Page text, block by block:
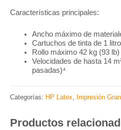
Características principales:
Ancho máximo de
Cartuchos de tinta de 1 litro
Rollo máximo 42 kg (93 lb)
Velocidades de hasta 14
pasadas)⁴
Categorías: HP Latex, Impresión
Productos